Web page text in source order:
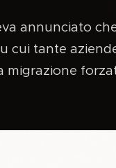
annunciato
cui tante
migrazione